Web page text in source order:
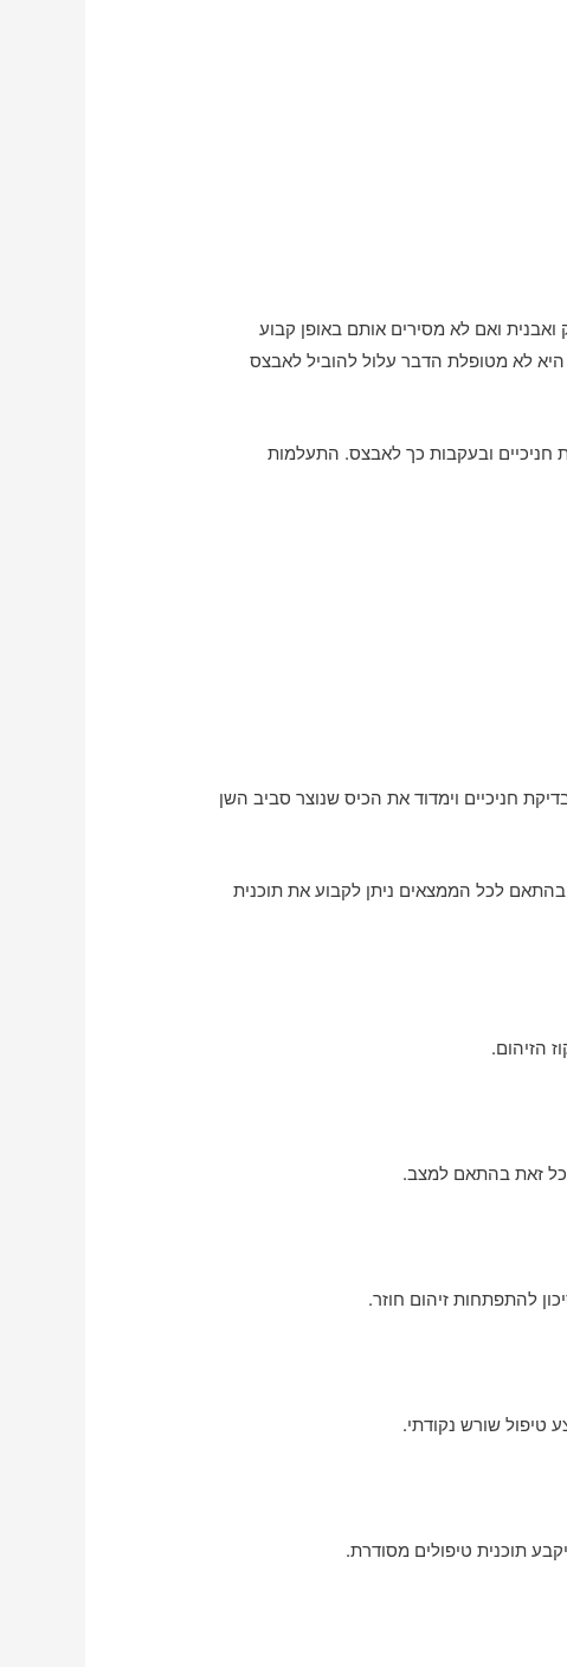
ואם לא מסירים אותם באופן קבוע
היא לא מטופלת הדבר עלול להוביל לאבצס
חניכיים ובעקבות כך לאבצס. התעלמות
חניכיים וימדוד את הכיס שנוצר סביב השן
לכל הממצאים ניתן לקבוע את תוכנית
הזיהום.
כל זאת בהתאם למצב.
להתפתחות זיהום חוזר.
טיפול שורש נקודתי.
תוכנית טיפולים מסודרת.